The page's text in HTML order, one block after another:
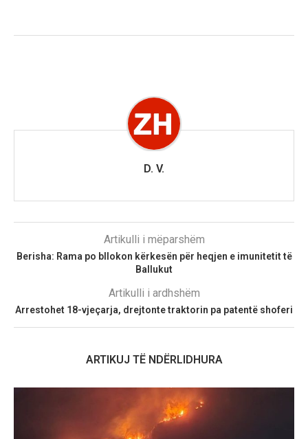
D. V.
Artikulli i mëparshëm
Berisha: Rama po bllokon kërkesën për heqjen e imunitetit të
Ballukut
Artikulli i ardhshëm
Arrestohet 18-vjeçarja, drejtonte traktorin pa patentë shoferi
ARTIKUJ TË NDËRLIDHURA